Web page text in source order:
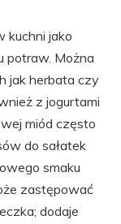
kuchni jako
potraw. Można
jak herbata czy
z jogurtami
miód często
do sałatek
smaku
zastępować
dodaje